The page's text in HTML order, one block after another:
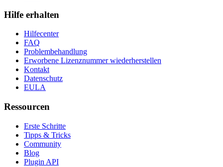
Hilfe erhalten
Hilfecenter
FAQ
Problembehandlung
Erworbene Lizenznummer wiederherstellen
Kontakt
Datenschutz
EULA
Ressourcen
Erste Schritte
Tipps & Tricks
Community
Blog
Plugin API